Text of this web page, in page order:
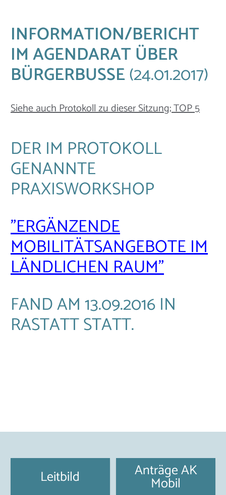
INFORMATION/BERICHT
IM AGENDARAT ÜBER
BÜRGERBUSSE(24.01.2017)
Siehe auch Protokoll zu dieser Sitzung; TOP 5
DER IM PROTOKOLL
GENANNTE
PRAXISWORKSHOP
"ERGÄNZENDE
MOBILITÄTSANGEBOTE IM
LÄNDLICHEN RAUM"
FAND AM 13.09.2016 IN
RASTATT STATT.
Leitbild Anträge AK
Mobil